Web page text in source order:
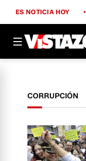
ES NOTICIA HOY
CORRUPCIÓN